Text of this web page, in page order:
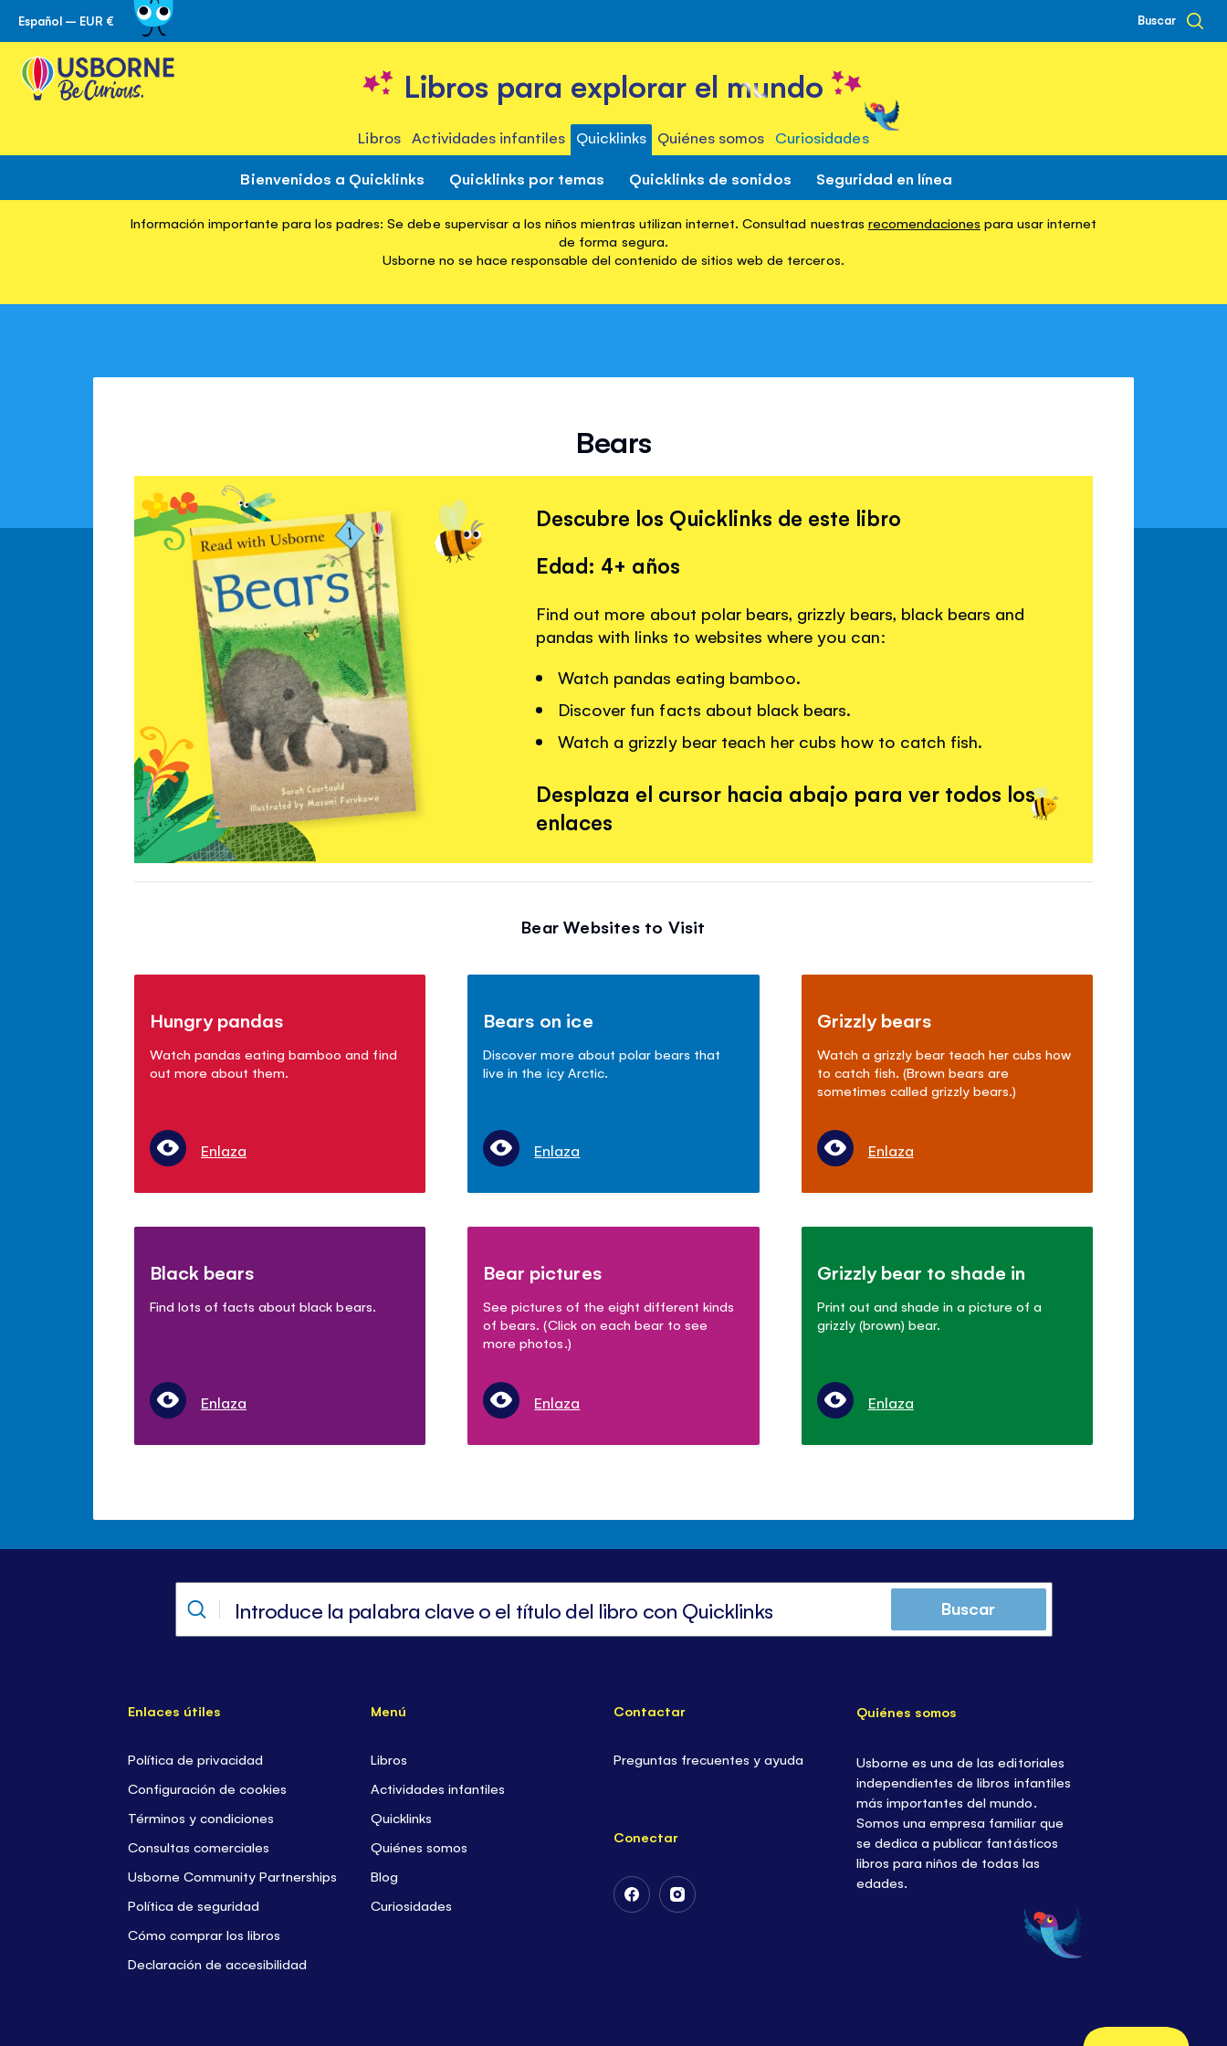
Ir
al
contenido
Español – EUR € Buscar
Libros para explorar el mundo
Libros Actividades infantiles Quicklinks Quiénes somos Curiosidades
Bienvenidos a Quicklinks Quicklinks por temas Quicklinks de sonidos Seguridad en línea
Inicio Quicklinks Browse Quicklinks Books Bears
Información importante para los padres: Se debe supervisar a los niños mientras utilizan internet. Consultad nuestras recomendaciones para usar internet
de forma segura.
Usborne no se hace responsable del contenido de sitios web de terceros.
Bears
Descubre los Quicklinks de este libro
Edad: 4+ años
Find out more about polar bears, grizzly bears, black bears and
pandas with links to websites where you can:
Watch pandas eating bamboo.
Discover fun facts about black bears.
Watch a grizzly bear teach her cubs how to catch fish.
Desplaza el cursor hacia abajo para ver todos los
enlaces
Bear Websites to Visit
Hungry pandas
Watch pandas eating bamboo and find
out more about them.
Enlaza
Bears on ice
Discover more about polar bears that
live in the icy Arctic.
Enlaza
Grizzly bears
Watch a grizzly bear teach her cubs how
to catch fish. (Brown bears are
sometimes called grizzly bears.)
Enlaza
Black bears
Find lots of facts about black bears.
Enlaza
Bear pictures
See pictures of the eight different kinds
of bears. (Click on each bear to see
more photos.)
Enlaza
Grizzly bear to shade in
Print out and shade in a picture of a
grizzly (brown) bear.
Enlaza
Buscar
Enlaces útiles
Política de privacidad
Configuración de cookies
Términos y condiciones
Consultas comerciales
Usborne Community Partnerships
Política de seguridad
Cómo comprar los libros
Declaración de accesibilidad
Menú
Libros
Actividades infantiles
Quicklinks
Quiénes somos
Blog
Curiosidades
Contactar
Preguntas frecuentes y ayuda
Conectar
Follow
Follow
Quiénes somos
Usborne es una de las editoriales
independientes de libros infantiles
más importantes del mundo.
Somos una empresa familiar que
se dedica a publicar fantásticos
libros para niños de todas las
edades.